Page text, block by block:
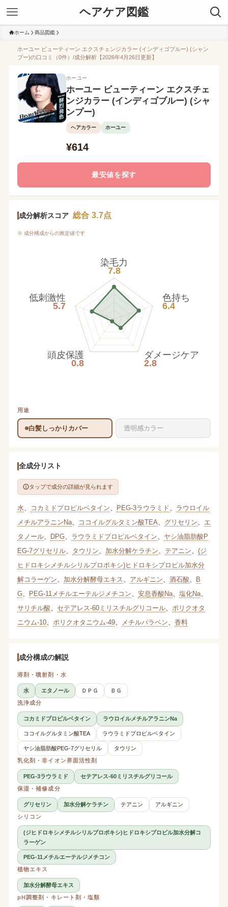
ヘアケア図鑑
ホーム 商品図鑑
ホーユー ビューティーン エクスチェンジカラー (インディゴブルー) (シャン
プー)の口コミ（0件）/成分解析【2026年4月26日更新】
ホーユー
ホーユー ビューティーン エクスチェ
ンジカラー (インディゴブルー) (シャ
ンプー)
ヘアカラー ホーユー
¥614
最安値を探す
成分解析スコア 総合 3.7点
※ 成分構成からの推定値です
染毛力
7.8
色持ち
6.4
ダメージケア
2.8
頭皮保護
0.8
低刺激性
5.7
用途
白髪しっかりカバー 透明感カラー
全成分リスト
タップで成分の詳細が見られます
水 コカミドプロピルベタイン PEG-3ラウラミド
ラウロイル
メチルアラニンNa、 ココイルグルタミン酸TEA グリセリン
エ
タノール、 DPG、 ラウラミドプロピルベタイン
ヤシ油脂肪酸P
EG-7グリセリル、 タウリン 加水分解ケラチン テアニン
(ジ
ヒドロキシメチルシリルプロポキシ)ヒドロキシプロピル加水分
解コラーゲン
加水分解酵母エキス アルギニン 酒石酸
B
G、 PEG-11メチルエーテルジメチコン 安息香酸Na、 塩化Na、
サリチル酸
セテアレス-60ミリスチルグリコール、 ポリクオタ
ニウム-10、 ポリクオタニウム-49、 メチルパラベン 香料
成分構成の解説
溶剤・噴射剤・水
水 エタノール ＤＰＧ
ＢＧ
洗浄成分
コカミドプロピルベタイン ラウロイルメチルアラニンNa
ココイルグルタミン酸TEA ラウラミドプロピルベタイン
ヤシ油脂肪酸PEG-7グリセリル
タウリン
乳化剤・非イオン界面活性剤
PEG-3ラウラミド
セテアレス-60ミリスチルグリコール
保湿・補修成分
グリセリン 加水分解ケラチン テアニン
アルギニン
シリコン
(ジヒドロキシメチルシリルプロポキシ)ヒドロキシプロピル加水分解コ
ラーゲン
PEG-11メチルエーテルジメチコン
植物エキス
加水分解酵母エキス
pH調整剤・キレート剤・塩類